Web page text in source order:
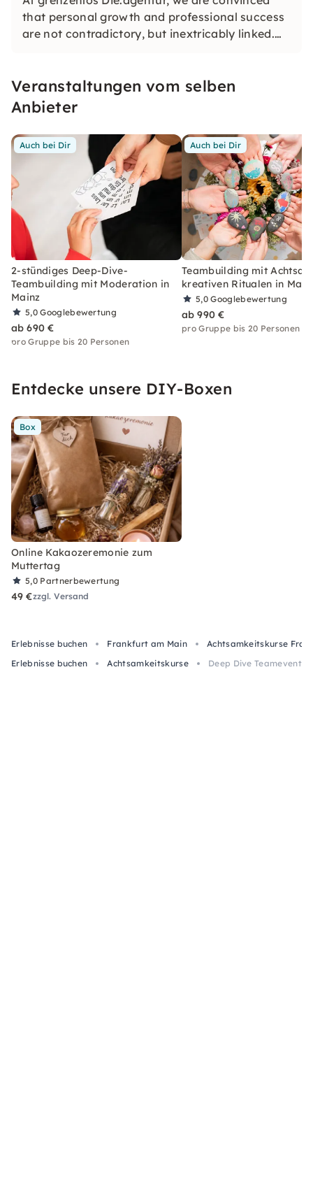
that personal growth and professional success
are not contradictory, but inextricably linked.
Veranstaltungen vom selben
Anbieter
Auch bei Dir
2-stündiges Deep-Dive-
Teambuilding mit Moderation in
Mainz
5,0Googlebewertung
ab 690 €
pro Gruppe bis 20 Personen
Auch bei Dir
Teambuilding mit
kreativen Ritualen in
5,0Googlebewertung
ab 990 €
pro Gruppe bis 20 Personen
Entdecke unsere DIY-Boxen
Box
Online Kakaozeremonie zum
Muttertag
5,0 Partnerbewertung
49 €zzgl. Versand
Erlebnisse buchen Frankfurt am Main
Achtsamkeitskurse
Erlebnisse buchen
Achtsamkeitskurse Deep Dive Teamevent